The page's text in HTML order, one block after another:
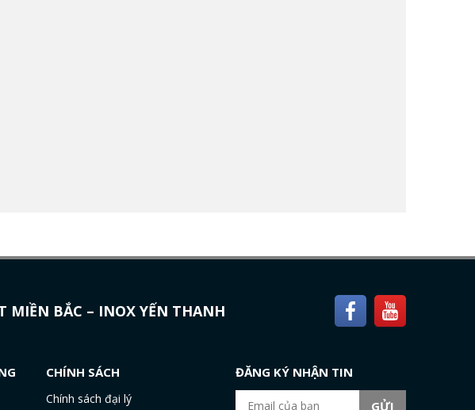
MIỀN BẮC – INOX YẾN THANH
CHÍNH SÁCH
Chính sách đại lý
ĐĂNG KÝ NHẬN TIN